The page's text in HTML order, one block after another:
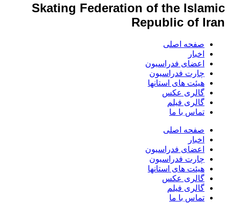
Skating Federation of the Islamic
Republic of Iran
صفحه اصلی
اخبار
اعضای فدراسیون
چارت فدراسیون
هیئت های استانها
گالری عکس
گالری فیلم
تماس با ما
صفحه اصلی
اخبار
اعضای فدراسیون
چارت فدراسیون
هیئت های استانها
گالری عکس
گالری فیلم
تماس با ما